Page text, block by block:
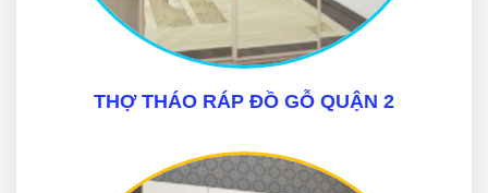
THỢ THÁO RÁP ĐỒ GỖ QUẬN 2